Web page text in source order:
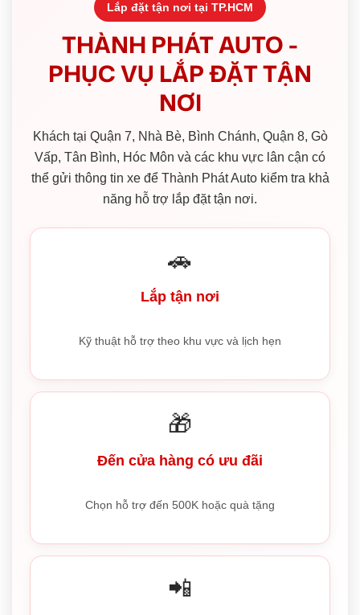
Lắp đặt tận nơi tại TP.HCM
THÀNH PHÁT AUTO -
PHỤC VỤ LẮP ĐẶT TẬN
NƠI
Khách tại Quận 7, Nhà Bè, Bình Chánh, Quận 8, Gò
Vấp, Tân Bình, Hóc Môn và các khu vực lân cận có
thể gửi thông tin xe để Thành Phát Auto kiểm tra khả
năng hỗ trợ lắp đặt tận nơi.
🚗
Lắp tận nơi
Kỹ thuật hỗ trợ theo khu vực và lịch hẹn
🎁
Đến cửa hàng có ưu đãi
Chọn hỗ trợ đến 500K hoặc quà tặng
📲